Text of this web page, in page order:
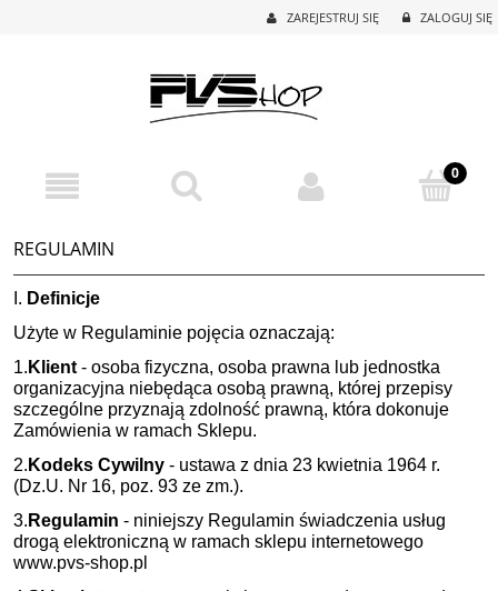
ZAREJESTRUJ SIĘ ZALOGUJ SIĘ
REGULAMIN
I. Definicje
Użyte w Regulaminie pojęcia oznaczają:
1. Klient - osoba fizyczna, osoba prawna lub jednostka
organizacyjna niebędąca osobą prawną, której przepisy
szczególne przyznają zdolność prawną, która dokonuje
Zamówienia w ramach Sklepu.
2. Kodeks Cywilny - ustawa z dnia 23 kwietnia 1964 r.
(Dz.U. Nr 16, poz. 93 ze zm.).
3. Regulamin - niniejszy Regulamin świadczenia usług
drogą elektroniczną w ramach sklepu internetowego
www.pvs-shop.pl